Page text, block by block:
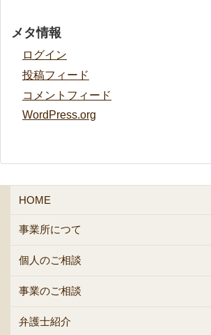
メタ情報
ログイン
投稿フィード
コメントフィード
WordPress.org
HOME
事業所につて
個人のご相談
事業のご相談
弁護士紹介